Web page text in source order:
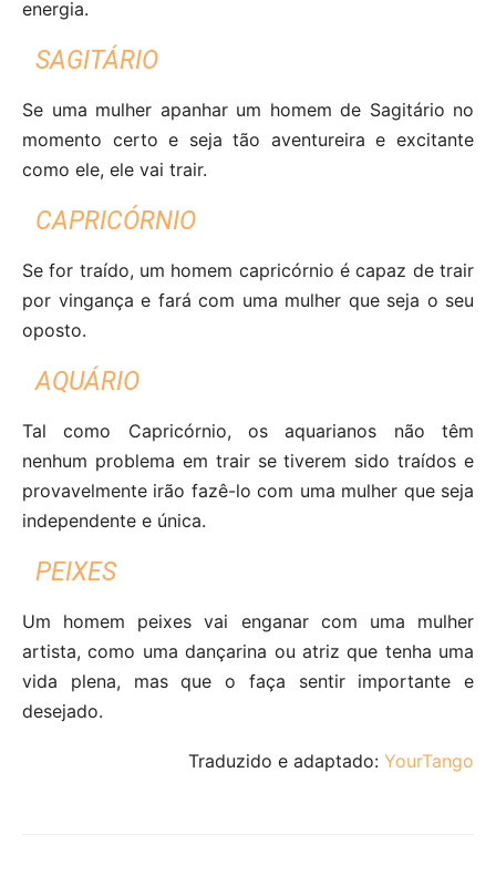
energia.
SAGITÁRIO
Se uma mulher apanhar um homem de Sagitário no
momento certo e seja tão aventureira e excitante
como ele, ele vai trair.
CAPRICÓRNIO
Se for traído, um homem capricórnio é capaz de trair
por vingança e fará com uma mulher que seja o seu
oposto.
AQUÁRIO
Tal como Capricórnio, os aquarianos não têm
nenhum problema em trair se tiverem sido traídos e
provavelmente irão fazê-lo com uma mulher que seja
independente e única.
PEIXES
Um homem peixes vai enganar com uma mulher
artista, como uma dançarina ou atriz que tenha uma
vida plena, mas que o faça sentir importante e
desejado.
Traduzido e adaptado: YourTango